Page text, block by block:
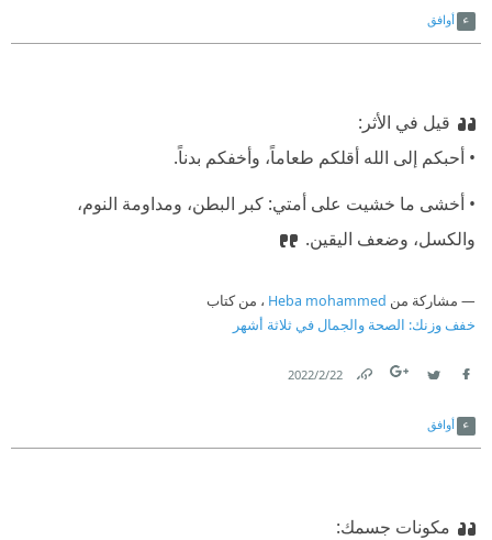
أوافق
قيل في الأثر:
⁠‫• أحبكم إلى الله أقلكم طعاماً، وأخفكم بدناً.
⁠‫• أخشى ما خشيت على أمتي: كبر البطن، ومداومة النوم،
والكسل، وضعف اليقين.
مشاركة من Heba mohammed ، من كتاب
خفف وزنك: الصحة والجمال في ثلاثة أشهر
22‏/2‏/2022
أوافق
مكونات جسمك: